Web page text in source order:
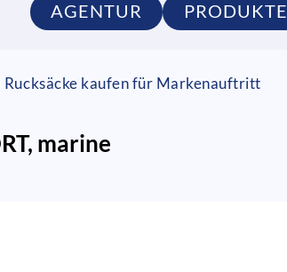
AGENTUR PRODUKTE
kaufen für Markenauftritt
marine